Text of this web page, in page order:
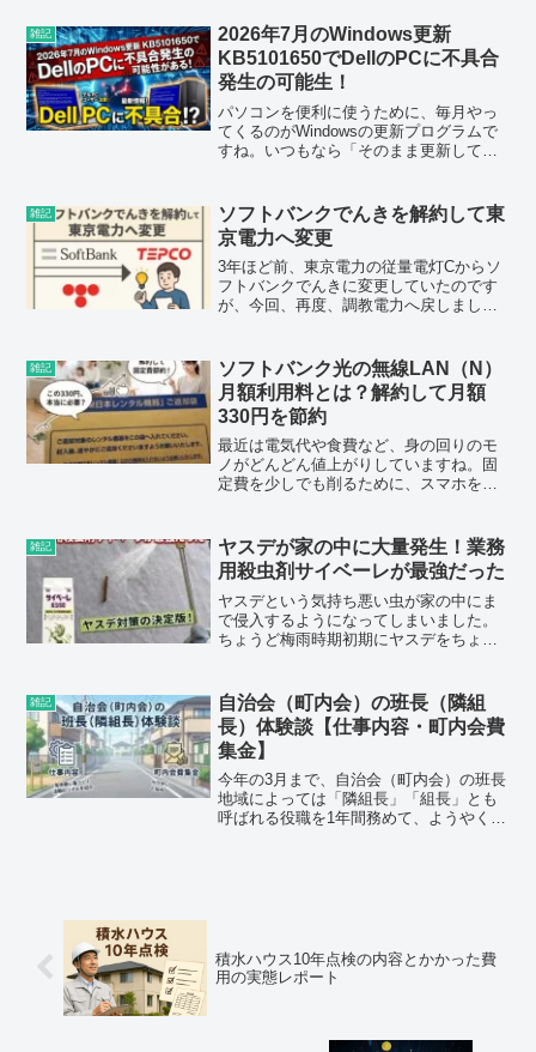
一部では悪評があってこの商品は詰まり
やすいので注意が必要と...
雑記
2026年7月のWindows更新
KB5101650でDellのPCに不具合
発生の可能生！
パソコンを便利に使うために、毎月やっ
てくるのがWindowsの更新プログラムで
すね。いつもなら「そのまま更新して大
ち止まって確認していただきたいことが
あります。実は...
雑記
ソフトバンクでんきを解約して東
京電力へ変更
3年ほど前、東京電力の従量電灯Cからソ
フトバンクでんきに変更していたのです
が、今回、再度、調教電力へ戻しまし
あったからです。1. ソフトバンクでんき
を契約した理由 1か...
雑記
ソフトバンク光の無線LAN（N）
月額利用料とは？解約して月額
330円を節約
最近は電気代や食費など、身の回りのモ
ノがどんどん値上がりしていますね。固
定費を少しでも削るために、スマホをワ
んな中、わが家の利用明細を確認してみ
ると、「これって本当に必...
雑記
ヤスデが家の中に大量発生！業務
用殺虫剤サイベーレが最強だった
ヤスデという気持ち悪い虫が家の中にま
で侵入するようになってしまいました。
ちょうど梅雨時期初期にヤスデをちょこ
ベルです。この記事はヤスデなどに最強
とも言われる業務用の殺虫...
雑記
自治会（町内会）の班長（隣組
長）体験談【仕事内容・町内会費
集金】
今年の3月まで、自治会（町内会）の班長
地域によっては「隣組長」「組長」とも
呼ばれる役職を1年間務めて、ようやく解
積水ハウス10年点検の内容とかかった費
用の実態レポート